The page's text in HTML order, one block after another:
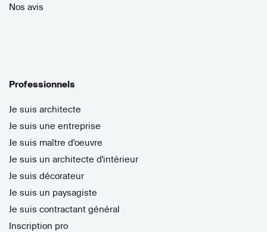
Nos avis
Professionnels
Je suis architecte
Je suis une entreprise
Je suis maître d'oeuvre
Je suis un architecte d'intérieur
Je suis décorateur
Je suis un paysagiste
Je suis contractant général
Inscription pro